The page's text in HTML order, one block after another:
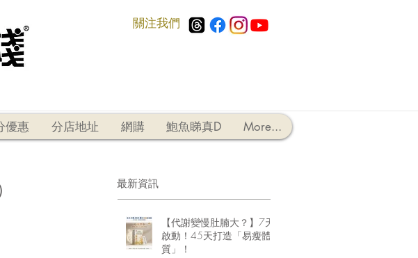
​關注我們
優惠 分店地址 網購 鮑魚睇真D More...
最新資訊
【代謝變慢肚腩大？】7天
啟動！45天打造「易瘦體
質」！